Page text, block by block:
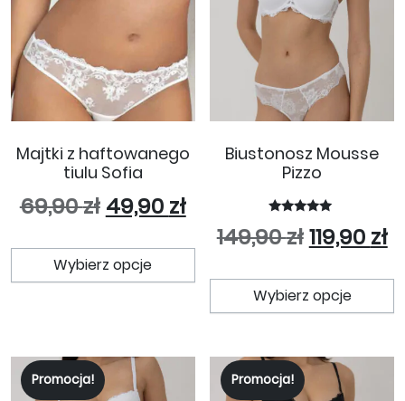
Majtki z haftowanego
tiulu Sofia
69,90zł Pierwotna cena wynosiła:
49,90 złAktualna cena
Wybierz opcje
Ten produkt ma wiele
Biustonosz Mousse
Pizzo
5.00
na 5
149,90zł119,90 zł
Wybierz opcje
Promocja! Promocja!